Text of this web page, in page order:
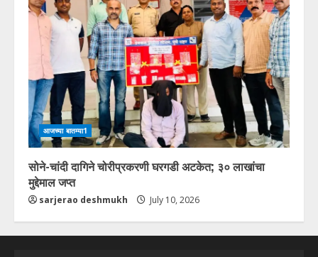
आजच्या बातम्या1
सोने-चांदी दागिने चोरीप्रकरणी घरगडी अटकेत; ३० लाखांचा
मुद्देमाल जप्त
sarjerao deshmukh July 10, 2026